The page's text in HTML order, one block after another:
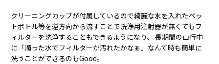
クリーニングカップが付属しているので綺麗な水を入れたペッ
トボトル等を逆方向から流すことで洗浄用注射器が無くてもフ
ィルターを洗浄することもできるようになり、 長期間の山行中
に「濁った水でフィルターが汚れたかなぁ」なんて時も簡単に
洗うことができるのもGood。